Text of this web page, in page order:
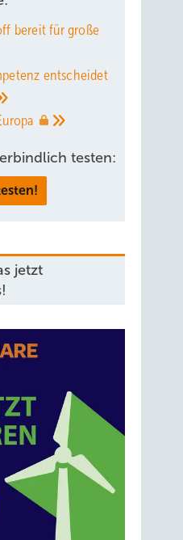
bereit für große
entscheidet
testen:
jetzt